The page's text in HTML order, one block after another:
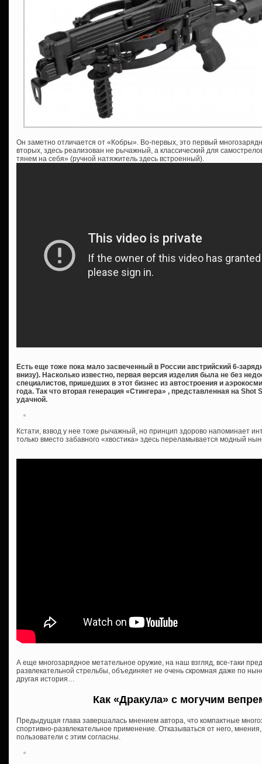
Он заметно отличается от «Кобры». Во-первых, это первый
вторых, здесь реализован не рычажный, а классический для
тянем на себя» (ручной натяжитель здесь встроенный).
Есть еще тоже пока мало засвеченный в России австрийский 6-
внизу). Насколько известно, первая версия изделия была не без
специалистов, пришедших в этот бизнес из автостроения и
года. Так что вторая генерация «Стингера» , представленная на
удачной.
Кстати, взвод у нее тоже рычажный, но принцип здорово напоминает
только вместо забавного «хвостика» здесь переламывается модный
А еще многозарядное метательное оружие, на наш взгляд, все-таки
развлекательной стрельбы, объединяет не очень скромная даже по
другая история…
Как «Дракула» с могучим
Предыдущая глава завершалась мнением автора, что компактные
спортивно-развлекательное применение. Отказываться от него,
пользователи с этим согласны.